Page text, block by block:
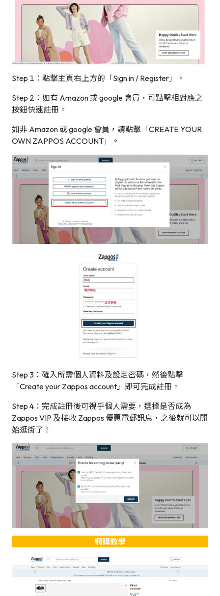
Step 1：點撃主頁右上方的「Sign in / Register」。
Step 2：如有 Amazon 或 google 會員，可點撃相對應之
按鈕快速註冊。
如非 Amazon 或 google 會員，請點擊「CREATE YOUR
OWN ZAPPOS ACCOUNT」。
Step 3：確入所需個人資料及設定密碼，然後點擊
「Create your Zappos account」即可完成註冊。
Step 4：完成註冊後可視乎個人需要，選擇是否成為
Zappos VIP 及接收 Zappos 優惠電郵訊息，之後就可以開
始逛街了！
網購教學